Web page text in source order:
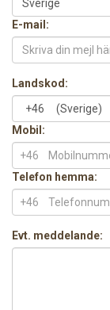
E-mail:
Landskod:
Mobil:
+46
Telefon hemma:
+46
Evt. meddelande: